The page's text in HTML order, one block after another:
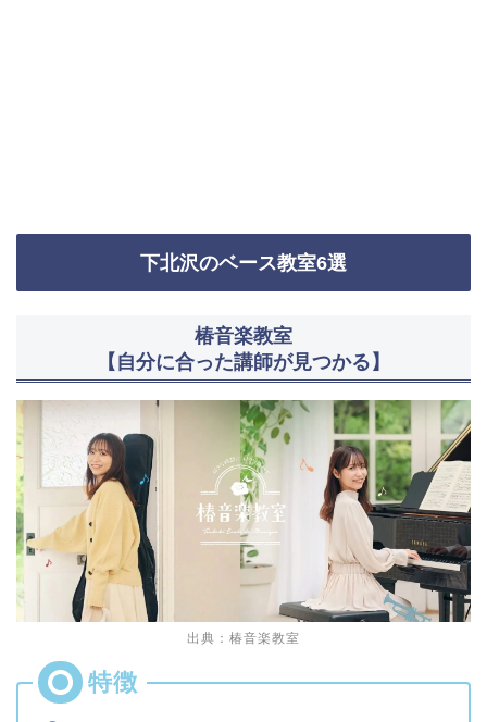
下北沢のベース教室6選
椿音楽教室
【自分に合った講師が見つかる】
出典：椿音楽教室